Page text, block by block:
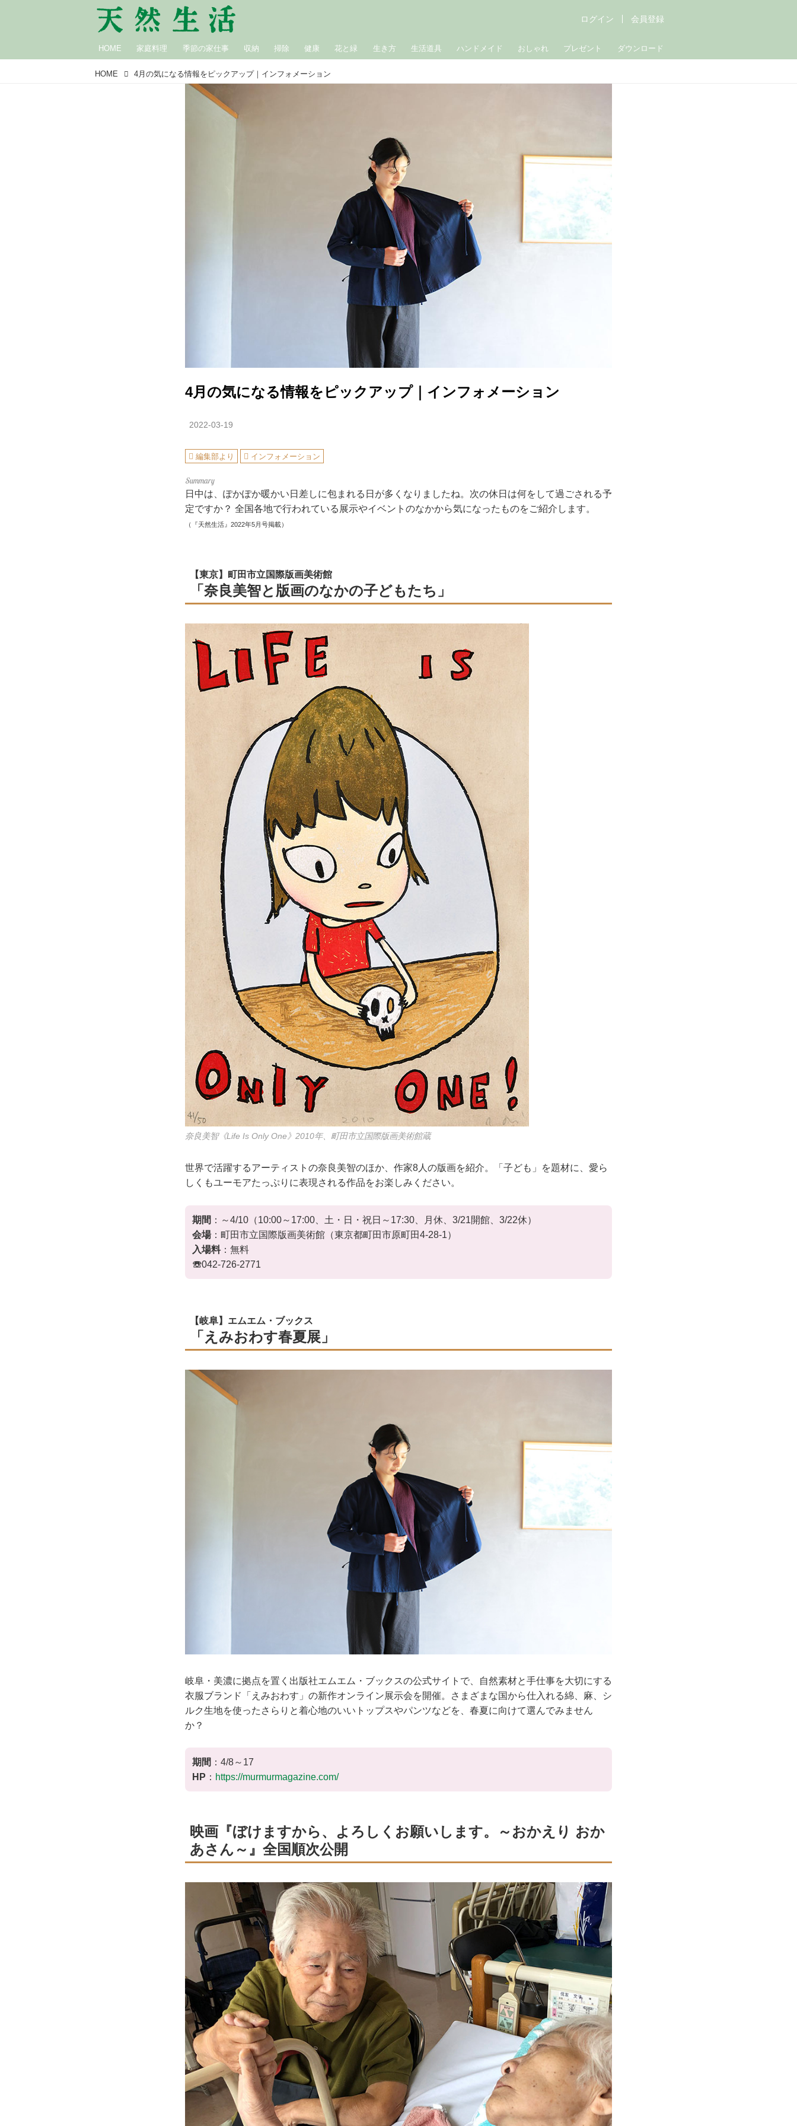
HOME 家庭料理 季節の家仕事 収納 掃除 健康 花と緑 生き方 生活道具 ハンドメイド おしゃれ プレゼント ダウンロード
ログイン 会員登録
HOME 4月の気になる情報をピックアップ｜インフォメーション
4月の気になる情報をピックアップ｜インフォメーション
2022-03-19
編集部より インフォメーション
日中は、ぽかぽか暖かい日差しに包まれる日が多くなりましたね。次の休日は何をして過ごされる予
定ですか？ 全国各地で行われている展示やイベントのなかから気になったものをご紹介します。
（『天然生活』2022年5月号掲載）
【東京】町田市立国際版画美術館
「奈良美智と版画のなかの子どもたち」
奈良美智《Life Is Only One》2010年、町田市立国際版画美術館蔵
世界で活躍するアーティストの奈良美智のほか、作家8人の版画を紹介。「子ども」を題材に、愛ら
しくもユーモアたっぷりに表現される作品をお楽しみください。
期間 ：～4/10（10:00～17:00、土・日・祝日～17:30、月休、3/21開館、3/22休）
会場：町田市立国際版画美術館（東京都町田市原町田4-28-1）
入場料：無料
☏042-726-2771
【岐阜】エムエム・ブックス
「えみおわす春夏展」
岐阜・美濃に拠点を置く出版社エムエム・ブックスの公式サイトで、自然素材と手仕事を大切にする
衣服ブランド「えみおわす」の新作オンライン展示会を開催。さまざまな国から仕入れる綿、麻、シ
ルク生地を使ったさらりと着心地のいいトップスやパンツなどを、春夏に向けて選んでみません
か？
期間 ：4/8～17
HP ： https://murmurmagazine.com/
映画『ぼけますから、よろしくお願いします。～おかえり おか
あさん～』全国順次公開